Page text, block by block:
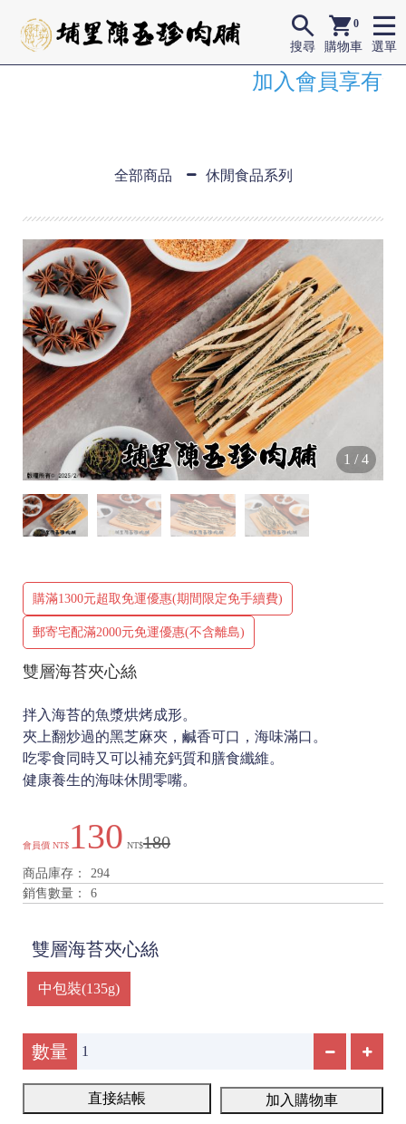
0
購物車
搜尋 選單
加入會員享有會
全部商品 休閒食品系列
1 /4
雙層海苔夾心絲
購滿1300元超取免運優惠(期間限定免手續費)
郵寄宅配滿2000元免運優惠(不含離島)
拌入海苔的魚漿烘烤成形。
夾上翻炒過的黑芝麻夾，鹹香可口，海味滿口。
吃零食同時又可以補充鈣質和膳食纖維。
健康養生的海味休閒零嘴。
會員價 NT$ 130 NT$180
商品庫存：
294
銷售數量：
6
雙層海苔夾心絲
中包裝(135g)
數量
直接結帳 加入購物車